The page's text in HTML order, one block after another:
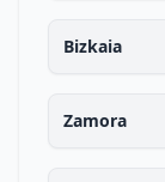
Bizkaia
Zamora